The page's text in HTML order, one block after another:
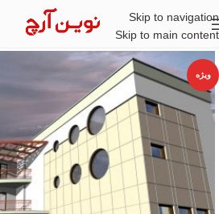
Skip to navigation
Skip to main content
ویژه